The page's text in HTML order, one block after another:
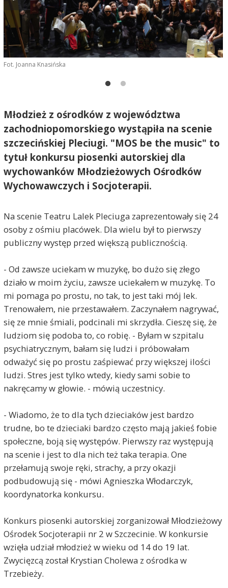
Fot. Joanna Knasińska
Młodzież z ośrodków z województwa
zachodniopomorskiego wystąpiła na scenie
szczecińskiej Pleciugi. "MOS be the music" to
tytuł konkursu piosenki autorskiej dla
wychowanków Młodzieżowych Ośrodków
Wychowawczych i Socjoterapii.
Na scenie Teatru Lalek Pleciuga zaprezentowały się 24
osoby z ośmiu placówek. Dla wielu był to pierwszy
publiczny występ przed większą publicznością.
- Od zawsze uciekam w muzykę, bo dużo się złego
działo w moim życiu, zawsze uciekałem w muzykę. To
mi pomaga po prostu, no tak, to jest taki mój lek.
Trenowałem, nie przestawałem. Zaczynałem nagrywać,
się ze mnie śmiali, podcinali mi skrzydła. Cieszę się, że
ludziom się podoba to, co robię. - Byłam w szpitalu
psychiatrycznym, bałam się ludzi i próbowałam
odważyć się po prostu zaśpiewać przy większej ilości
ludzi. Stres jest tylko wtedy, kiedy sami sobie to
nakręcamy w głowie. - mówią uczestnicy.
- Wiadomo, że to dla tych dzieciaków jest bardzo
trudne, bo te dzieciaki bardzo często mają jakieś fobie
społeczne, boją się występów. Pierwszy raz występują
na scenie i jest to dla nich też taka terapia. One
przełamują swoje ręki, strachy, a przy okazji
podbudowują się - mówi Agnieszka Włodarczyk,
koordynatorka konkursu.
Konkurs piosenki autorskiej zorganizował Młodzieżowy
Ośrodek Socjoterapii nr 2 w Szczecinie. W konkursie
wzięła udział młodzież w wieku od 14 do 19 lat.
Zwycięzcą został Krystian Cholewa z ośrodka w
Trzebieży.